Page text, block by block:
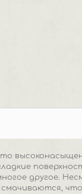
другое.
что